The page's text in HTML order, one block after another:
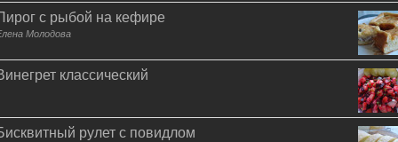
с рыбой на кефире
Молодова
классический
рулет с повидлом